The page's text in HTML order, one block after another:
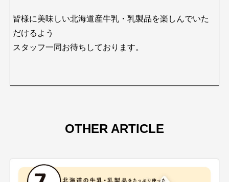
皆様に美味しい北海道産牛乳・乳製品を楽しんでいた
だけるよう
スタッフ一同お待ちしております。
OTHER ARTICLE